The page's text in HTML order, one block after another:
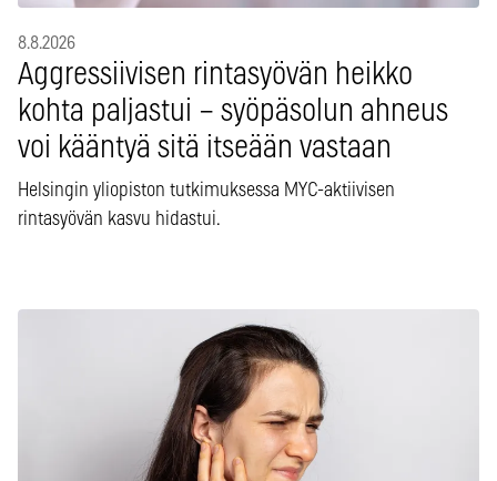
8.8.2026
Aggressiivisen rintasyövän heikko
kohta paljastui – syöpäsolun ahneus
voi kääntyä sitä itseään vastaan
Helsingin yliopiston tutkimuksessa MYC-aktiivisen
rintasyövän kasvu hidastui.